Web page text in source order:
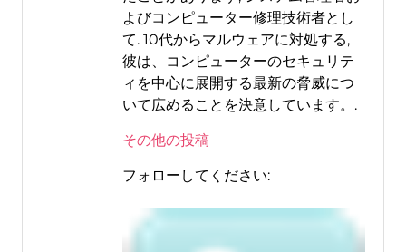
よびコンピューター修理技術者とし
て. 10代からマルウェアに対処する,
彼は、コンピューターのセキュリテ
ィを中心に展開する最新の脅威につ
いて広めることを決意しています。.
その他の投稿
フォローしてください: